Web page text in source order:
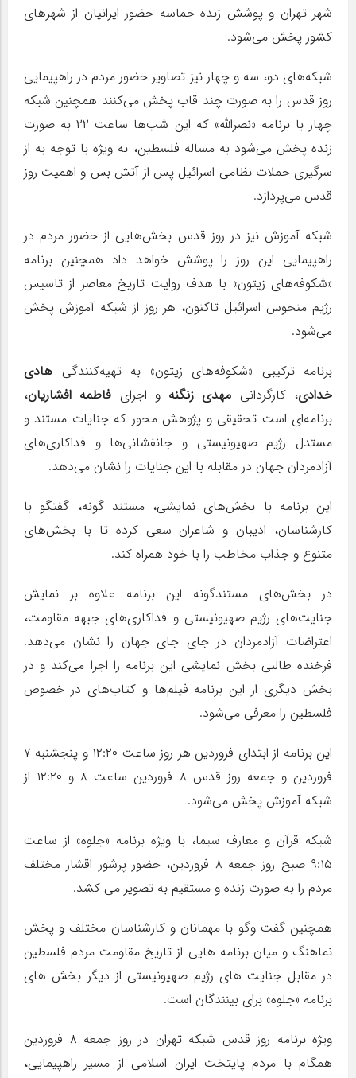
شهر تهران و پوشش زنده حماسه حضور ایرانیان از شهرهای
کشور پخش می‌شود.
شبکه‌های دو، سه و چهار نیز تصاویر حضور مردم در راهپیمایی
روز قدس را به صورت چند قاب پخش می‌کنند همچنین شبکه
چهار با برنامه «نصرالله» که این شب‌ها ساعت ۲۲ به صورت
زنده پخش می‌شود به مساله فلسطین، به ویژه با توجه به از
سرگیری حملات نظامی اسرائیل پس از آتش بس و اهمیت روز
قدس می‌پردازد.
شبکه آموزش نیز در روز قدس بخش‌هایی از حضور مردم در
راهپیمایی این روز را پوشش خواهد داد همچنین برنامه
«شکوفه‌های زیتون» با هدف روایت تاریخ معاصر از تاسیس
رژیم منحوس اسرائیل تاکنون، هر روز از شبکه آموزش پخش
می‌شود.
برنامه ترکیبی «شکوفه‌های زیتون» به تهیه‌کنندگی هادی
خدادی، کارگردانی مهدی زنگنه و اجرای فاطمه افشاریان،
برنامه‌ای است تحقیقی و پژوهش محور که جنایات مستند و
مستدل رژیم صهیونیستی و جانفشانی‌ها و فداکاری‌های
آزادمردان جهان در مقابله با این جنایات را نشان می‌دهد.
این برنامه با بخش‌های نمایشی، مستند گونه، گفتگو با
کارشناسان، ادیبان و شاعران سعی کرده تا با بخش‌های
متنوع و جذاب مخاطب را با خود همراه کند.
در بخش‌های مستندگونه این برنامه علاوه بر نمایش
جنایت‌های رژیم صهیونیستی و فداکاری‌های جبهه مقاومت،
اعتراضات آزادمردان در جای جای جهان را نشان می‌دهد.
فرخنده طالبی بخش نمایشی این برنامه را اجرا می‌کند و در
بخش دیگری از این برنامه فیلم‌ها و کتاب‌های در خصوص
فلسطین را معرفی می‌شود.
این برنامه از ابتدای فروردین هر روز ساعت ۱۲:۲۰ و پنجشنبه ۷
فروردین و جمعه روز قدس ۸ فروردین ساعت ۸ و ۱۲:۲۰ از
شبکه آموزش پخش می‌شود.
شبکه قرآن و معارف سیما، با ویژه برنامه «جلوه» از ساعت
۹:۱۵ صبح روز جمعه ۸ فروردین، حضور پرشور اقشار مختلف
مردم را به صورت زنده و مستقیم به تصویر می کشد.
همچنین گفت وگو با مهمانان و کارشناسان مختلف و پخش
نماهنگ و میان برنامه هایی از تاریخ مقاومت مردم فلسطین
در مقابل جنایت های رژیم صهیونیستی از دیگر بخش های
برنامه «جلوه» برای بینندگان است.
ویژه برنامه روز قدس شبکه تهران در روز جمعه ۸ فروردین
همگام با مردم پایتخت ایران اسلامی از مسیر راهپیمایی،